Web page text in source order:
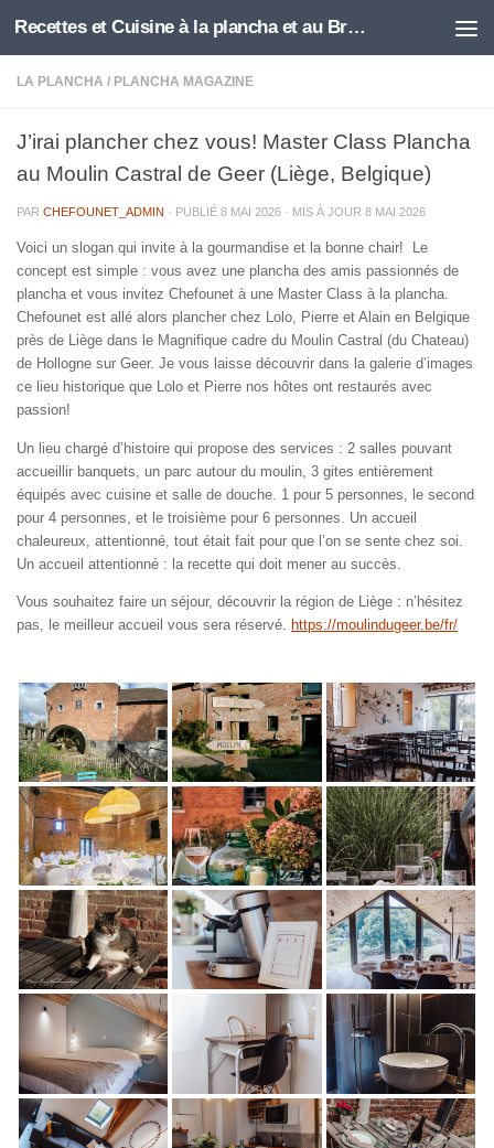
Skip to content Recettes et Cuisine à la plancha et au Brasero
LA PLANCHA / PLANCHA MAGAZINE
J’irai plancher chez vous! Master Class Plancha
au Moulin Castral de Geer (Liège, Belgique)
PAR CHEFOUNET_ADMIN · PUBLIÉ 8 MAI 2026 · MIS À JOUR 8 MAI 2026
Voici un slogan qui invite à la gourmandise et la bonne chair! Le
concept est simple : vous avez une plancha des amis passionnés de
plancha et vous invitez Chefounet à une Master Class à la plancha.
Chefounet est allé alors plancher chez Lolo, Pierre et Alain en Belgique
près de Liège dans le Magnifique cadre du Moulin Castral (du Chateau)
de Hollogne sur Geer. Je vous laisse découvrir dans la galerie d’images
ce lieu historique que Lolo et Pierre nos hôtes ont restaurés avec
passion!
Un lieu chargé d’histoire qui propose des services : 2 salles pouvant
accueillir banquets, un parc autour du moulin, 3 gites entièrement
équipés avec cuisine et salle de douche. 1 pour 5 personnes, le second
pour 4 personnes, et le troisième pour 6 personnes. Un accueil
chaleureux, attentionné, tout était fait pour que l’on se sente chez soi.
Un accueil attentionné : la recette qui doit mener au succès.
Vous souhaitez faire un séjour, découvrir la région de Liège : n’hésitez
pas, le meilleur accueil vous sera réservé.
https://moulindugeer.be/fr/